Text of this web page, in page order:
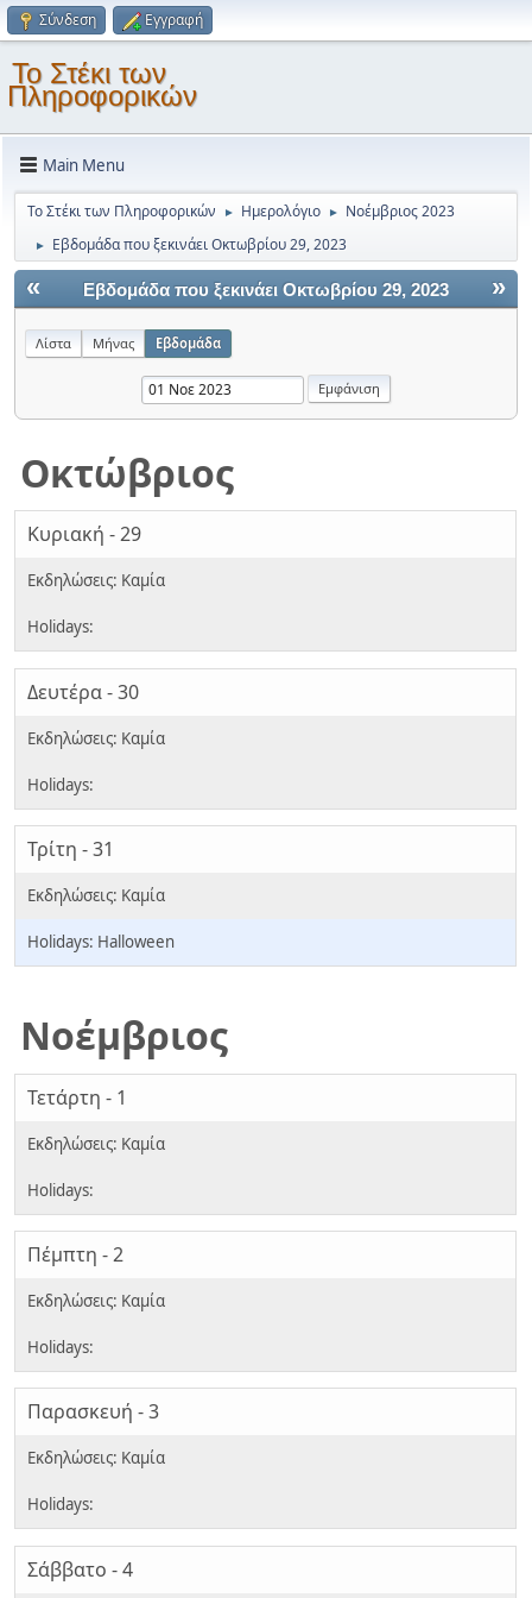
Σύνδεση Εγγραφή
Το Στέκι των
Πληροφορικών
Main Menu
Το Στέκι των Πληροφορικών ► Ημερολόγιο ► Νοέμβριος 2023
► Εβδομάδα που ξεκινάει Οκτωβρίου 29, 2023
« »
Εβδομάδα που ξεκινάει Οκτωβρίου 29, 2023
Λίστα Μήνας Εβδομάδα
Οκτώβριος
Κυριακή - 29
Δευτέρα - 30
Τρίτη - 31
Halloween
Νοέμβριος
Τετάρτη - 1
Πέμπτη - 2
Παρασκευή - 3
Σάββατο - 4